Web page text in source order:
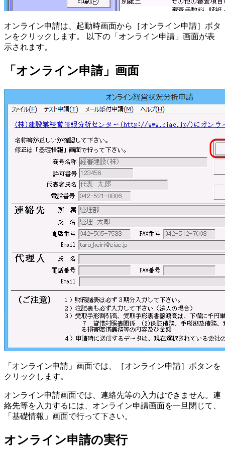
オンライン申請は、起動時画面から［オンライン申請］ボタ
ンをクリックします。 以下の「オンライン申請」画面が表
示されます。
「オンライン申請」画面
「オンライン申請」画面では、［オンライン申請］ボタンを
クリックします。
オンライン申請画面では、連絡先等の入力はできません。連
絡先等を入力するには、オンライン申請画面を一旦閉じて、
「基礎情報」画面で行って下さい。
オンライン申請の実行